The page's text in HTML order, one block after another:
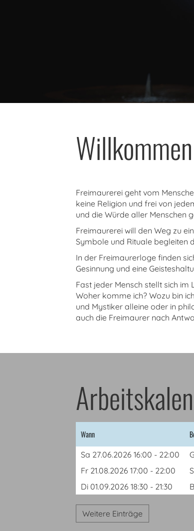
Willkommen
Freimaurerei geht vom
keine Religion und frei von
und die Würde aller Menschen
Freimaurerei will den Weg zu
Symbole und Rituale begleiten
In der Freimaurerloge finden
Gesinnung und eine
Fast jeder Mensch stellt sich im
Woher komme ich? Wozu bin
und Mystiker alleine oder in
auch die Freimaurer nach
Wann
Sa 27.06.2026 16:00 - 22:00
Fr 21.08.2026 17:00 - 22:00
Di 01.09.2026 18:30 - 21:30
Weitere Einträge